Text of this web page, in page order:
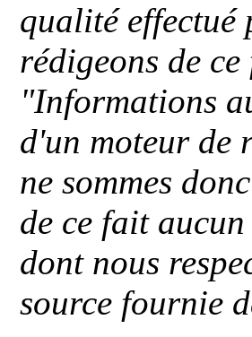
qualité effectué
rédigeons de
"Informations
d'un moteur de
ne sommes
de ce fait
dont nous
source fournie